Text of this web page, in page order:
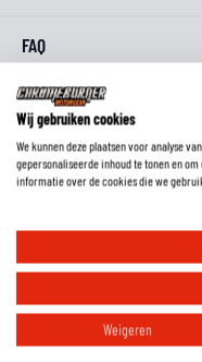
FAQ
Wat is het verschil tussen
Hoe weet ik welke maat
Wij gebruiken cookies
We kunnen deze plaatsen voor analyse
gepersonaliseerde inhoud te tonen en
informatie over de cookies die we
Weigeren